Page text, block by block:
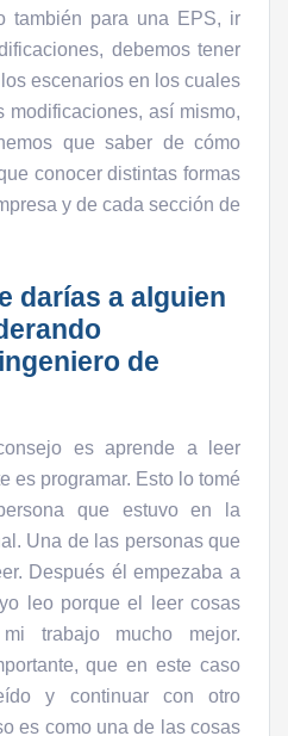
también para una EPS, ir
debemos tener
escenarios en los cuales
modificaciones, así mismo,
que saber de cómo
conocer distintas formas
y de cada sección de
darías a alguien
de
es aprende a leer
es programar. Esto lo tomé
que estuvo en la
Una de las personas que
Después él empezaba a
leo porque el leer cosas
trabajo mucho mejor.
que en este caso
y continuar con otro
es como una de las cosas